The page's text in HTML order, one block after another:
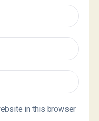
in this browser